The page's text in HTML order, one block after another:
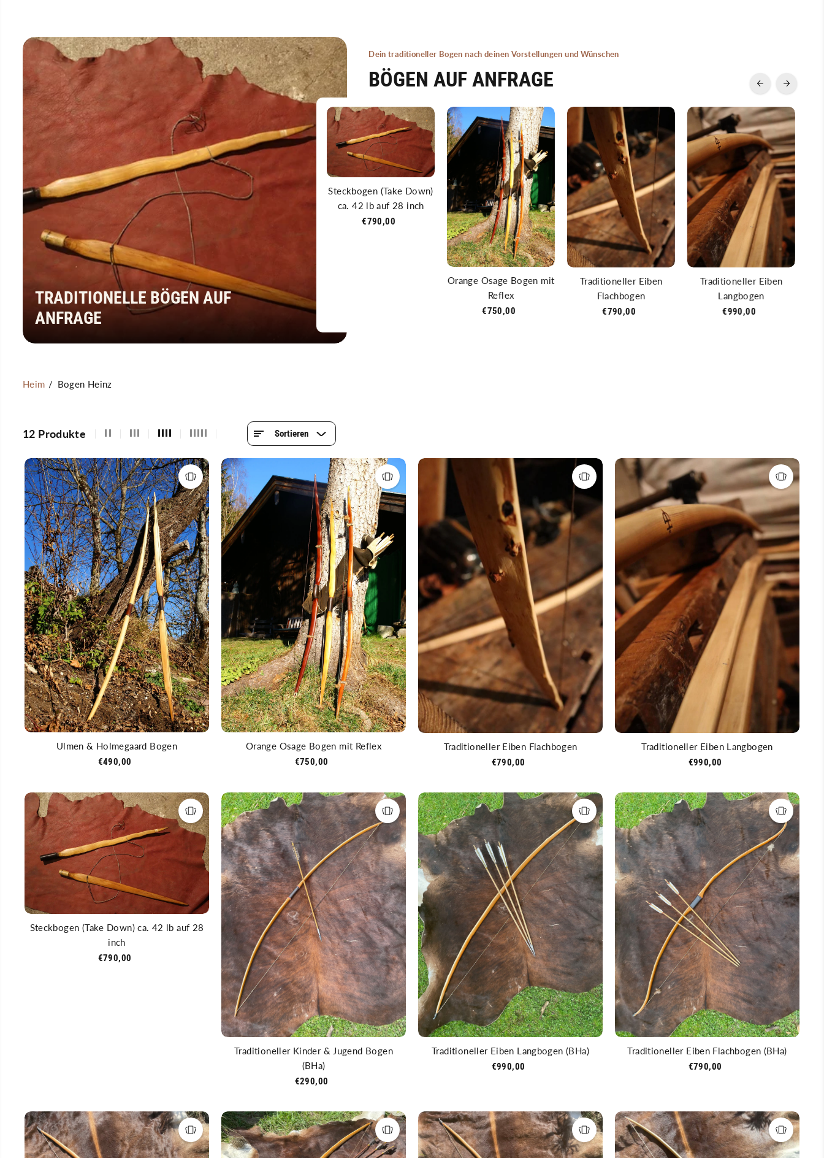
TRADITIONELLE BÖGEN AUF
ANFRAGE
Dein traditioneller Bogen nach deinen Vorstellungen und Wünschen
BÖGEN AUF ANFRAGE
Steckbogen (Take Down)
ca. 42 lb auf 28 inch
€790,00
Orange Osage Bogen mit
Reflex
€750,00
Traditioneller Eiben
Flachbogen
€790,00
Traditioneller Eiben
Langbogen
€990,00
Heim Bogen Heinz
12 Produkte Sortieren
Ulmen & Holmegaard Bogen
€490,00
Orange Osage Bogen mit Reflex
€750,00
Traditioneller Eiben Flachbogen
€790,00
Traditioneller Eiben Langbogen
€990,00
Steckbogen (Take Down) ca. 42 lb auf 28
inch
€790,00
Traditioneller Kinder & Jugend Bogen
(BHa)
€290,00
Traditioneller Eiben Langbogen (BHa)
€990,00
Traditioneller Eiben Flachbogen (BHa)
€790,00